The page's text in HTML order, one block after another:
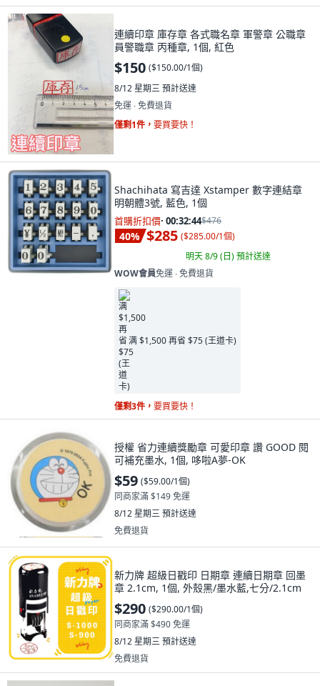
連續印章 庫存章 各式職名章 軍警章 公職章
員警職章 丙種章, 1個, 紅色
$150 ($150.00/1個)
8/12 星期三預計送達
免運 ∙ 免費退貨
僅剩1件， 要買要快！
Shachihata 寫吉達 Xstamper 數字連結章
明朝體3號, 藍色, 1個
首購折扣價· 00:32:42$476
40% $285 ($285.00/1個)
明天 8/9 (日)預計送達
WOW會員免運 ∙ 免費退貨
满 $1,500 再省 $75 (王道卡)
僅剩3件， 要買要快！
授權 省力連續獎勵章 可愛印章 讚 GOOD 閱
可補充墨水, 1個, 哆啦A夢-OK
$59 ($59.00/1個)
同商家滿 $149 免運
8/12 星期三預計送達
免費退貨
新力牌 超級日戳印 日期章 連續日期章 回墨
章 2.1cm, 1個, 外殼黑/墨水藍,七分/2.1cm
$290 ($290.00/1個)
同商家滿 $490 免運
8/12 星期三預計送達
免費退貨